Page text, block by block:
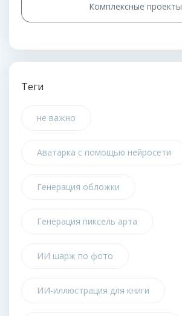
Комплексные проекты
Теги
не важно
Аватарка с помощью нейросети
Генерация обложки
Генерация пиксель арта
ИИ шарж по фото
ИИ-иллюстрация для книги